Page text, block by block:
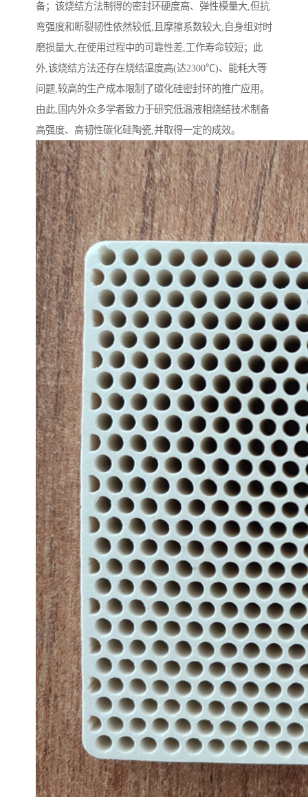
备；该烧结方法制得的密封环硬度高、弹性模量大,但抗
弯强度和断裂韧性依然较低,且摩擦系数较大,自身组对时
磨损量大,在使用过程中的可靠性差,工作寿命较短；此
外,该烧结方法还存在烧结温度高(达2300℃)、能耗大等
问题,较高的生产成本限制了碳化硅密封环的推广应用。
由此,国内外众多学者致力于研究低温液相烧结技术制备
高强度、高韧性碳化硅陶瓷,并取得一定的成效。